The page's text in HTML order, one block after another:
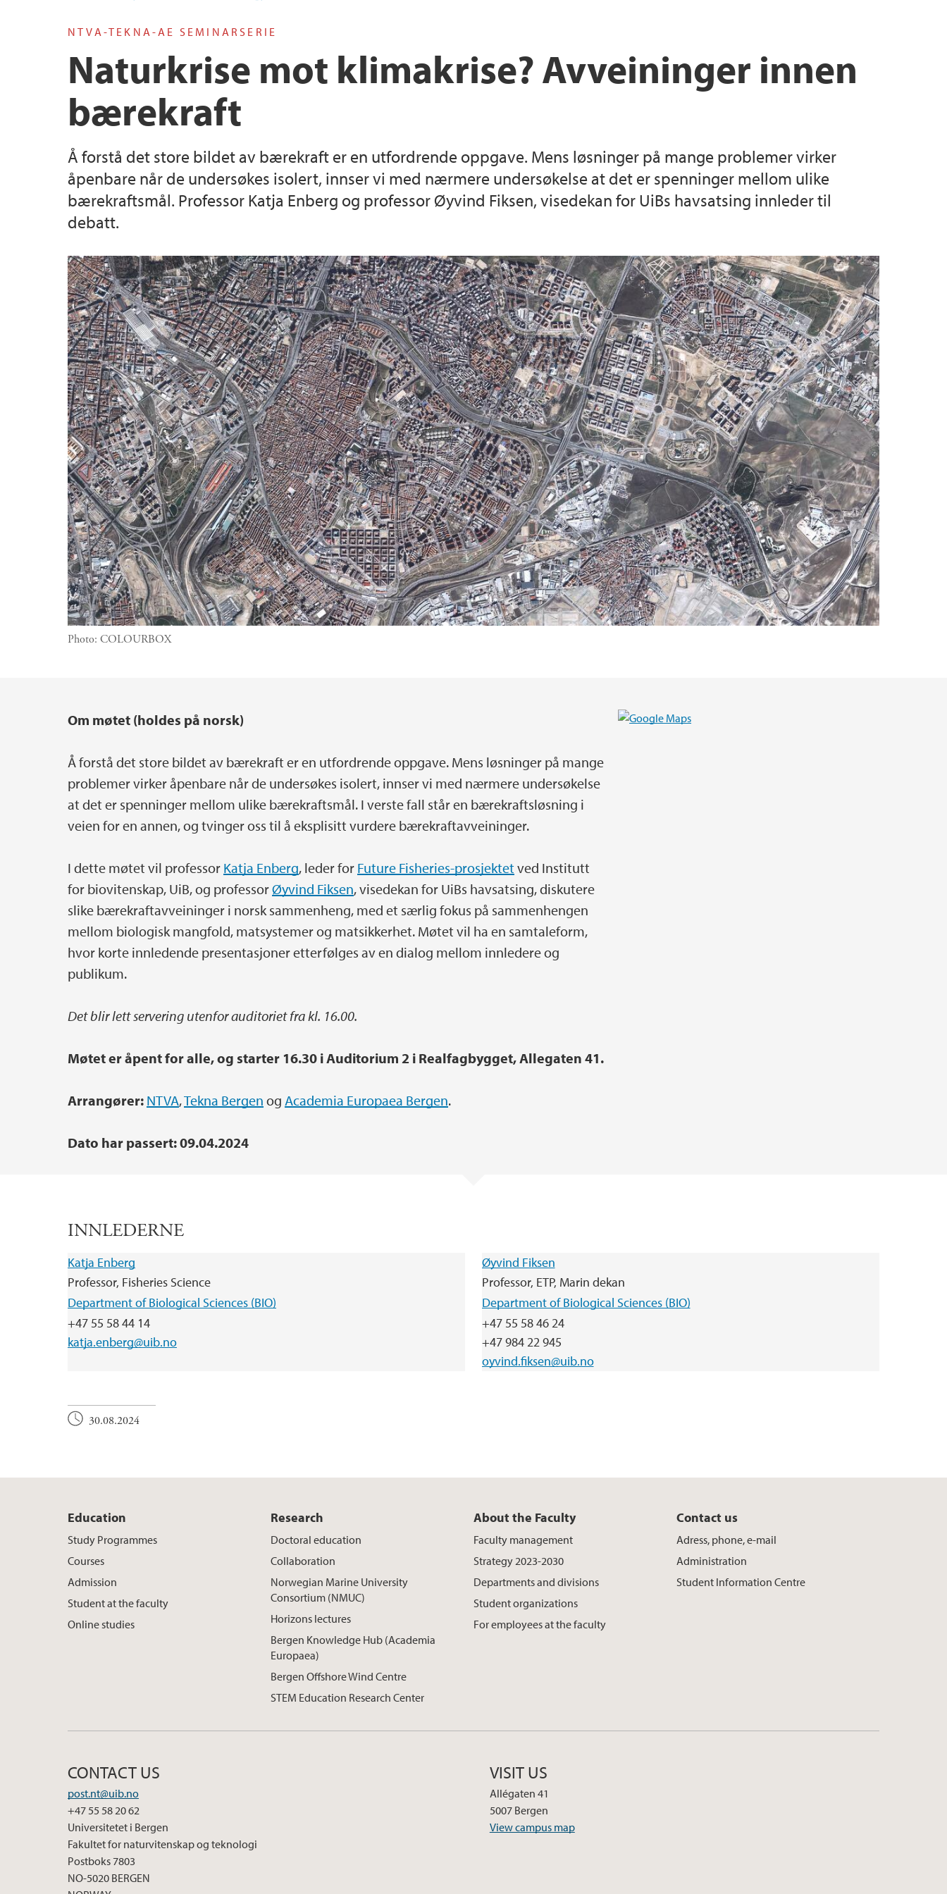
STEM Education Research Center
NTVA-TEKNA-AE SEMINARSERIE
Naturkrise mot klimakrise? Avveininger innen
bærekraft
Å forstå det store bildet av bærekraft er en utfordrende oppgave. Mens løsninger på mange problemer virker
åpenbare når de undersøkes isolert, innser vi med nærmere undersøkelse at det er spenninger mellom ulike
bærekraftsmål. Professor Katja Enberg og professor Øyvind Fiksen, visedekan for UiBs havsatsing innleder til
debatt.
Photo: COLOURBOX
Main content
Om møtet (holdes på norsk)
Å forstå det store bildet av bærekraft er en utfordrende oppgave. Mens løsninger på mange
problemer virker åpenbare når de undersøkes isolert, innser vi med nærmere undersøkelse
at det er spenninger mellom ulike bærekraftsmål. I verste fall står en bærekraftsløsning i
veien for en annen, og tvinger oss til å eksplisitt vurdere bærekraftavveininger.
I dette møtet vil professor Katja Enberg, leder for Future Fisheries-prosjektet ved Institutt
for biovitenskap, UiB, og professorØyvind Fiksen, visedekan for UiBs havsatsing, diskutere
slike bærekraftavveininger i norsk sammenheng, med et særlig fokus på sammenhengen
mellom biologisk mangfold, matsystemer og matsikkerhet. Møtet vil ha en samtaleform,
hvor korte innledende presentasjoner etterfølges av en dialog mellom innledere og
publikum.
Det blir lett servering utenfor auditoriet fra kl. 16.00.
Møtet er åpent for alle, og starter 16.30 i Auditorium 2 i Realfagbygget, Allegaten 41.
Arrangører: NTVA,Tekna Bergen og Academia Europaea Bergen.
Dato har passert: 09.04.2024
INNLEDERNE
Katja Enberg
Professor, Fisheries Science
Department of Biological Sciences (BIO)
+47 55 58 44 14
katja.enberg@uib.no
Øyvind Fiksen
Professor, ETP, Marin dekan
Department of Biological Sciences (BIO)
+47 55 58 46 24
+47 984 22 945
oyvind.fiksen@uib.no
30.08.2024
Education
Study Programmes
Courses
Admission
Student at the faculty
Online studies
Research
Doctoral education
Collaboration
Norwegian Marine University
Consortium (NMUC)
Horizons lectures
Bergen Knowledge Hub (Academia
Europaea)
Bergen Offshore Wind Centre
STEM Education Research Center
About the Faculty
Faculty management
Strategy 2023-2030
Departments and divisions
Student organizations
For employees at the faculty
Contact us
Adress, phone, e-mail
Administration
Student Information Centre
CONTACT US
post.nt@uib.no
+47 55 58 20 62
Universitetet i Bergen
Fakultet for naturvitenskap og teknologi
Postboks 7803
NO-5020 BERGEN
VISIT US
Allégaten 41
5007 Bergen
View campus map